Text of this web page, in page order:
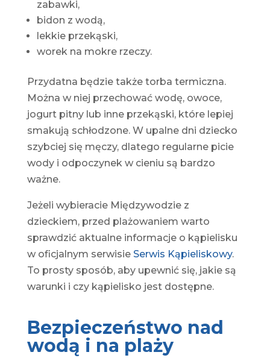
zabawki,
bidon z wodą,
lekkie przekąski,
worek na mokre rzeczy.
Przydatna będzie także torba termiczna.
Można w niej przechować wodę, owoce,
jogurt pitny lub inne przekąski, które lepiej
smakują schłodzone. W upalne dni dziecko
szybciej się męczy, dlatego regularne picie
wody i odpoczynek w cieniu są bardzo
ważne.
Jeżeli wybieracie Międzywodzie z
dzieckiem, przed plażowaniem warto
sprawdzić aktualne informacje o kąpielisku
w oficjalnym serwisie Serwis Kąpieliskowy.
To prosty sposób, aby upewnić się, jakie są
warunki i czy kąpielisko jest dostępne.
Bezpieczeństwo nad
wodą i na plaży